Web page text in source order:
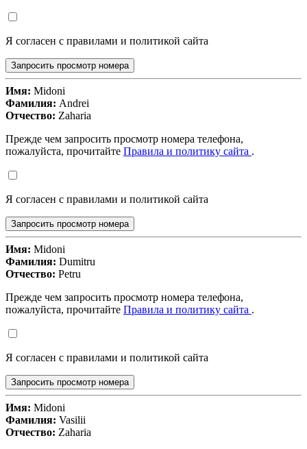
Я согласен с правилами и политикой сайта
Запросить просмотр номера
Имя: Midoni
Фамилия: Andrei
Отчество: Zaharia
Прежде чем запросить просмотр номера телефона,
пожалуйста, прочитайте Правила и политику сайта .
Я согласен с правилами и политикой сайта
Запросить просмотр номера
Имя: Midoni
Фамилия: Dumitru
Отчество: Petru
Прежде чем запросить просмотр номера телефона,
пожалуйста, прочитайте Правила и политику сайта .
Я согласен с правилами и политикой сайта
Запросить просмотр номера
Имя: Midoni
Фамилия: Vasilii
Отчество: Zaharia